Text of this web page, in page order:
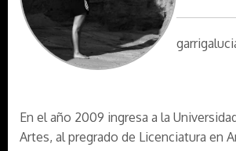
En el año 2009 ingresa a la
Artes, al pregrado de Licenciatura en